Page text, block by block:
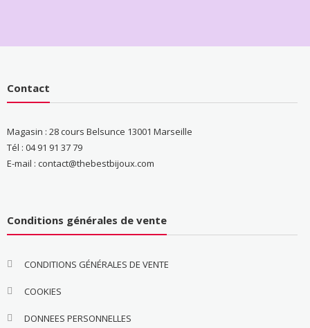
Contact
Magasin : 28 cours Belsunce 13001 Marseille
Tél : 04 91 91 37 79
E-mail : contact@thebestbijoux.com
Conditions générales de vente
CONDITIONS GÉNÉRALES DE VENTE
COOKIES
DONNEES PERSONNELLES